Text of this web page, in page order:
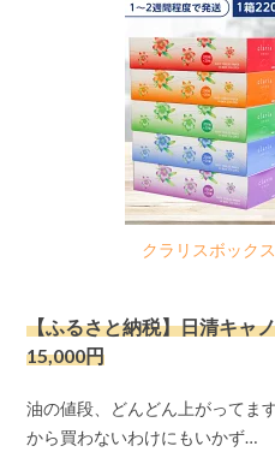
クラリスボック
【ふるさと納税】日清キ
15,000円
油の値段、どんどん上がってま
から買わないわけにもいかず…